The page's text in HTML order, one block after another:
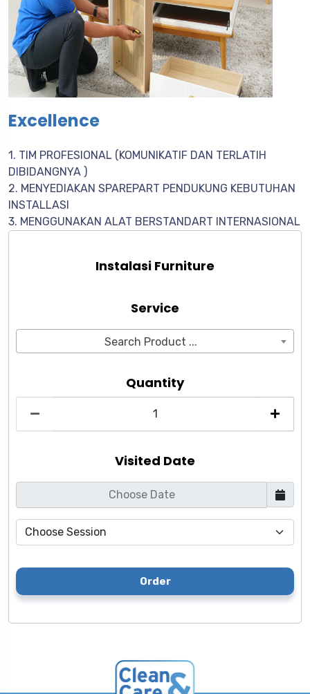
Excellence
1. TIM PROFESIONAL (KOMUNIKATIF DAN TERLATIH
DIBIDANGNYA )
2. MENYEDIAKAN SPAREPART PENDUKUNG KEBUTUHAN
INSTALLASI
3. MENGGUNAKAN ALAT BERSTANDART INTERNASIONAL
Instalasi Furniture
Service
Search Product ...
Quantity
Visited Date
Order